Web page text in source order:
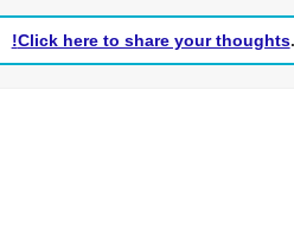
Click here to share your thoughts!